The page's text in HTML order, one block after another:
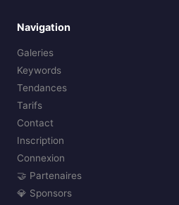
Navigation
Galeries
Keywords
Tendances
Tarifs
Contact
Inscription
Connexion
🤝 Partenaires
💎 Sponsors